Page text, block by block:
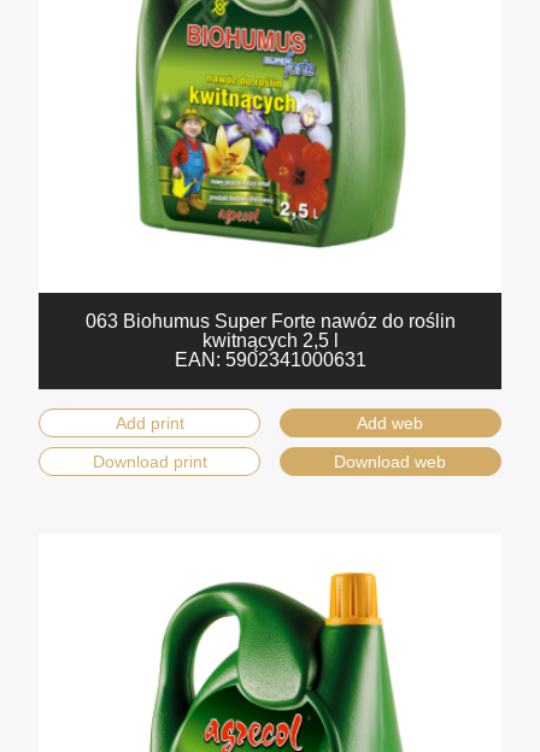
063 Biohumus Super Forte nawóz do roślin
kwitnących 2,5 l
EAN: 5902341000631
Add print
Add web
Download print
Download web